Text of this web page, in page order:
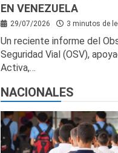
EN VENEZUELA
29/07/2026 3 minutos de
Un reciente informe del
Seguridad Vial (OSV),
Activa,…
NACIONALES